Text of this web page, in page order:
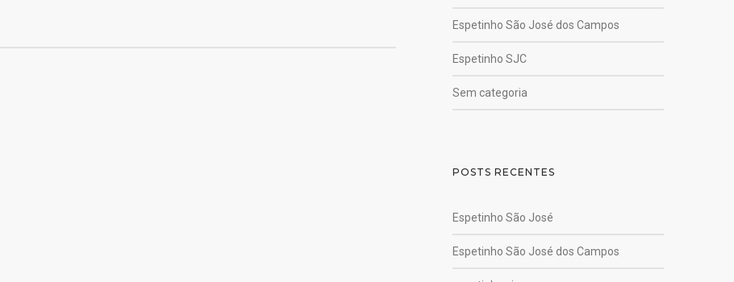
Espetinho São José dos Campos
Espetinho SJC
Sem categoria
POSTS RECENTES
Espetinho São José
Espetinho São José dos Campos